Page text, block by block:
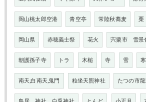
岡山桃太郎空港 青空亭 常陸秋蕎麦 栗
岡山県 赤穂義士祭 花火 宍粟市 雪景
朝護孫子寺 トラ 木槌 寺 雪
南天,白南天,鬼門 粒坐天照神社 たつの市